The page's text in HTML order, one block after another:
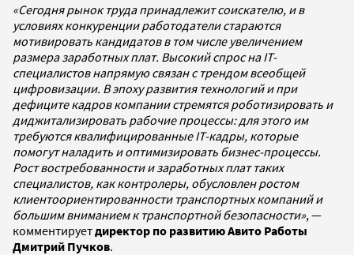
«Сегодня рынок труда принадлежит соискателю, и в
условиях конкуренции работодатели стараются
мотивировать кандидатов в том числе увеличением
размера заработных плат. Высокий спрос на IT-
специалистов напрямую связан с трендом всеобщей
цифровизации. В эпоху развития технологий и при
дефиците кадров компании стремятся роботизировать и
диджитализировать рабочие процессы: для этого им
требуются квалифицированные IT-кадры, которые
помогут наладить и оптимизировать бизнес-процессы.
Рост востребованности и заработных плат таких
специалистов, как контролеры, обусловлен ростом
клиентоориентированности транспортных компаний и
большим вниманием к транспортной безопасности», —
комментируетдиректор по развитию Авито Работы
Дмитрий Пучков.